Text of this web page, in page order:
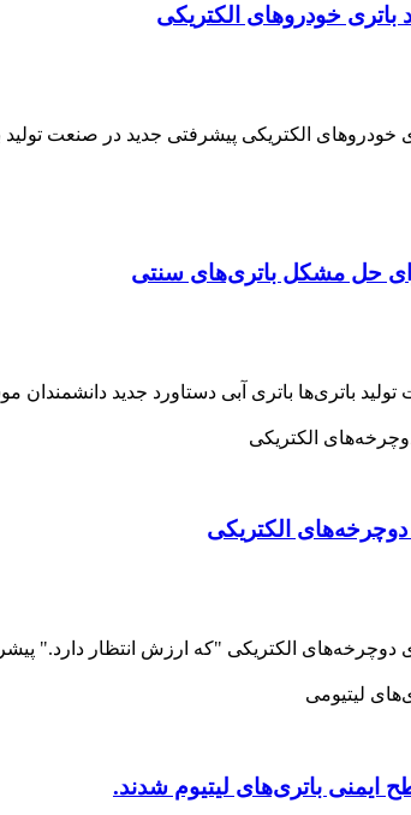
خودروهای الکتریکی
خودروهای الکتریکی پیشرفتی جدید در صنعت
حل مشکل باتری‌های سنتی
باتری‌ها باتری آبی دستاورد جدید
دوچرخه‌های الکتریکی
دوچرخه‌های الکتریکی "که ارزش انتظار دارد."
باتری‌های لیتیوم شدند.